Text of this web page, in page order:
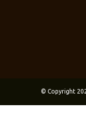
© Copyright